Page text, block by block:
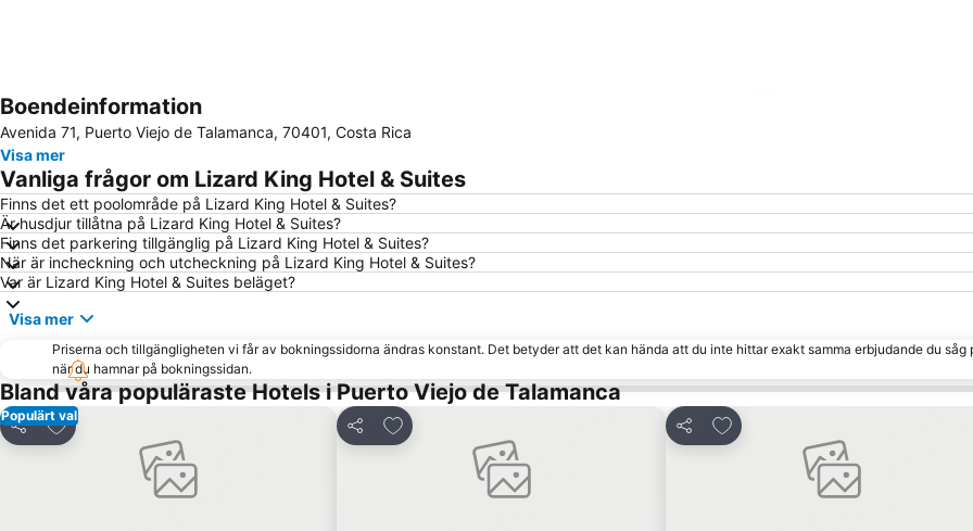
Boendeinformation
Avenida 71, Puerto Viejo de Talamanca, 70401, Costa Rica
Visa mer
Vanliga frågor om Lizard King Hotel & Suites
Finns det ett poolområde på Lizard King Hotel & Suites?
Är husdjur tillåtna på Lizard King Hotel & Suites?
Finns det parkering tillgänglig på Lizard King Hotel & Suites?
När är incheckning och utcheckning på Lizard King Hotel & Suites?
Var är Lizard King Hotel & Suites beläget?
Visa mer
Priserna och tillgängligheten vi får av bokningssidorna ändras konstant. Det betyder att det kan hända att du inte hittar exakt samma erbjudande du såg
när du hamnar på bokningssidan.
Bland våra populäraste Hotels i Puerto Viejo de Talamanca
Populärt val
Dela
Lägg till i Mina Favoriter
Dela
Lägg till i Mina Favoriter
Dela
Lägg till i Mina Favoriter